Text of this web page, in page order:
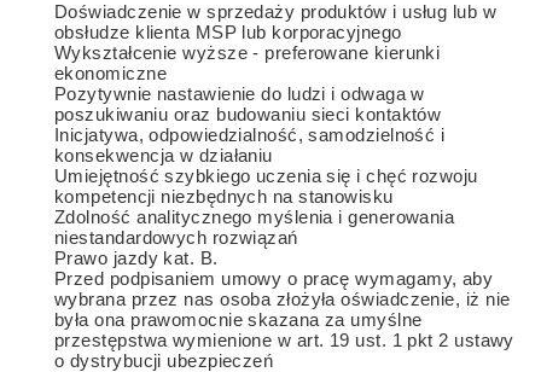
Doświadczenie w sprzedaży produktów i usług lub w
obsłudze klienta MSP lub korporacyjnego
Wykształcenie wyższe - preferowane kierunki
ekonomiczne
Pozytywnie nastawienie do ludzi i odwaga w
poszukiwaniu oraz budowaniu sieci kontaktów
Inicjatywa, odpowiedzialność, samodzielność i
konsekwencja w działaniu
Umiejętność szybkiego uczenia się i chęć rozwoju
kompetencji niezbędnych na stanowisku
Zdolność analitycznego myślenia i generowania
niestandardowych rozwiązań
Prawo jazdy kat. B.
Przed podpisaniem umowy o pracę wymagamy, aby
wybrana przez nas osoba złożyła oświadczenie, iż nie
była ona prawomocnie skazana za umyślne
przestępstwa wymienione w art. 19 ust. 1 pkt 2 ustawy
o dystrybucji ubezpieczeń